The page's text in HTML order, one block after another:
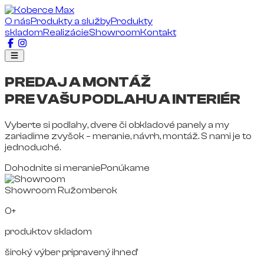
O násProdukty a službyProdukty
skladomRealizácieShowroomKontakt
PREDAJ A MONTÁŽ
PRE VAŠU PODLAHU A INTERIÉR
Vyberte si podlahy, dvere či obkladové panely a my
zariadime zvyšok – meranie, návrh, montáž. S nami je to
jednoduché.
Dohodnite si meraniePonúkame
Showroom Ružomberok
0+
produktov skladom
široký výber pripravený ihneď